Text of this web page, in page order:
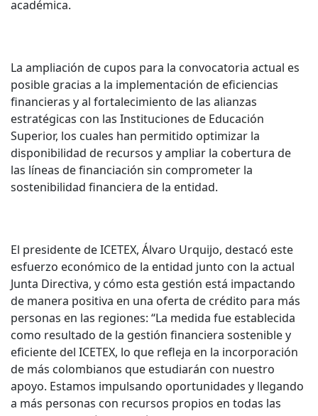
académica.
La ampliación de cupos para la convocatoria actual es
posible gracias a la implementación de eficiencias
financieras y al fortalecimiento de las alianzas
estratégicas con las Instituciones de Educación
Superior, los cuales han permitido optimizar la
disponibilidad de recursos y ampliar la cobertura de
las líneas de financiación sin comprometer la
sostenibilidad financiera de la entidad.
El presidente de ICETEX, Álvaro Urquijo, destacó este
esfuerzo económico de la entidad junto con la actual
Junta Directiva, y cómo esta gestión está impactando
de manera positiva en una oferta de crédito para más
personas en las regiones: “La medida fue establecida
como resultado de la gestión financiera sostenible y
eficiente del ICETEX, lo que refleja en la incorporación
de más colombianos que estudiarán con nuestro
apoyo. Estamos impulsando oportunidades y llegando
a más personas con recursos propios en todas las